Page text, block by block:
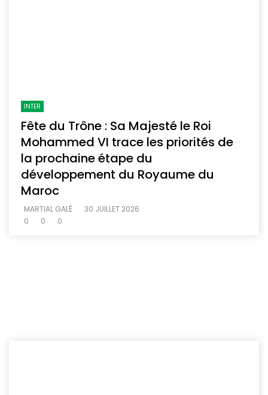
INTER
Fête du Trône : Sa Majesté le Roi
Mohammed VI trace les priorités de
la prochaine étape du
développement du Royaume du
Maroc
MARTIAL GALÉ
30 JUILLET 2026
0
0 0